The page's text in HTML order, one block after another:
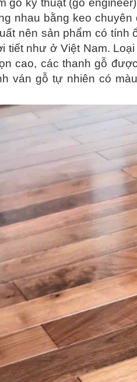
nhau bằng keo
nên sản phẩm có tính
tiết như ở Việt Nam.
cao, các thanh gỗ
ván gỗ tự nhiên có